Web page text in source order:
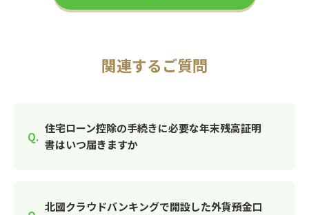
関連するご質問
住宅ローン控除の手続きに必要な年末残高証明
書はいつ届きますか
北國クラウドバンキングで開設した外貨預金口